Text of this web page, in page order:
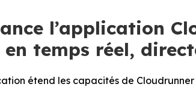
l’application
en temps réel,
étend les capacités de